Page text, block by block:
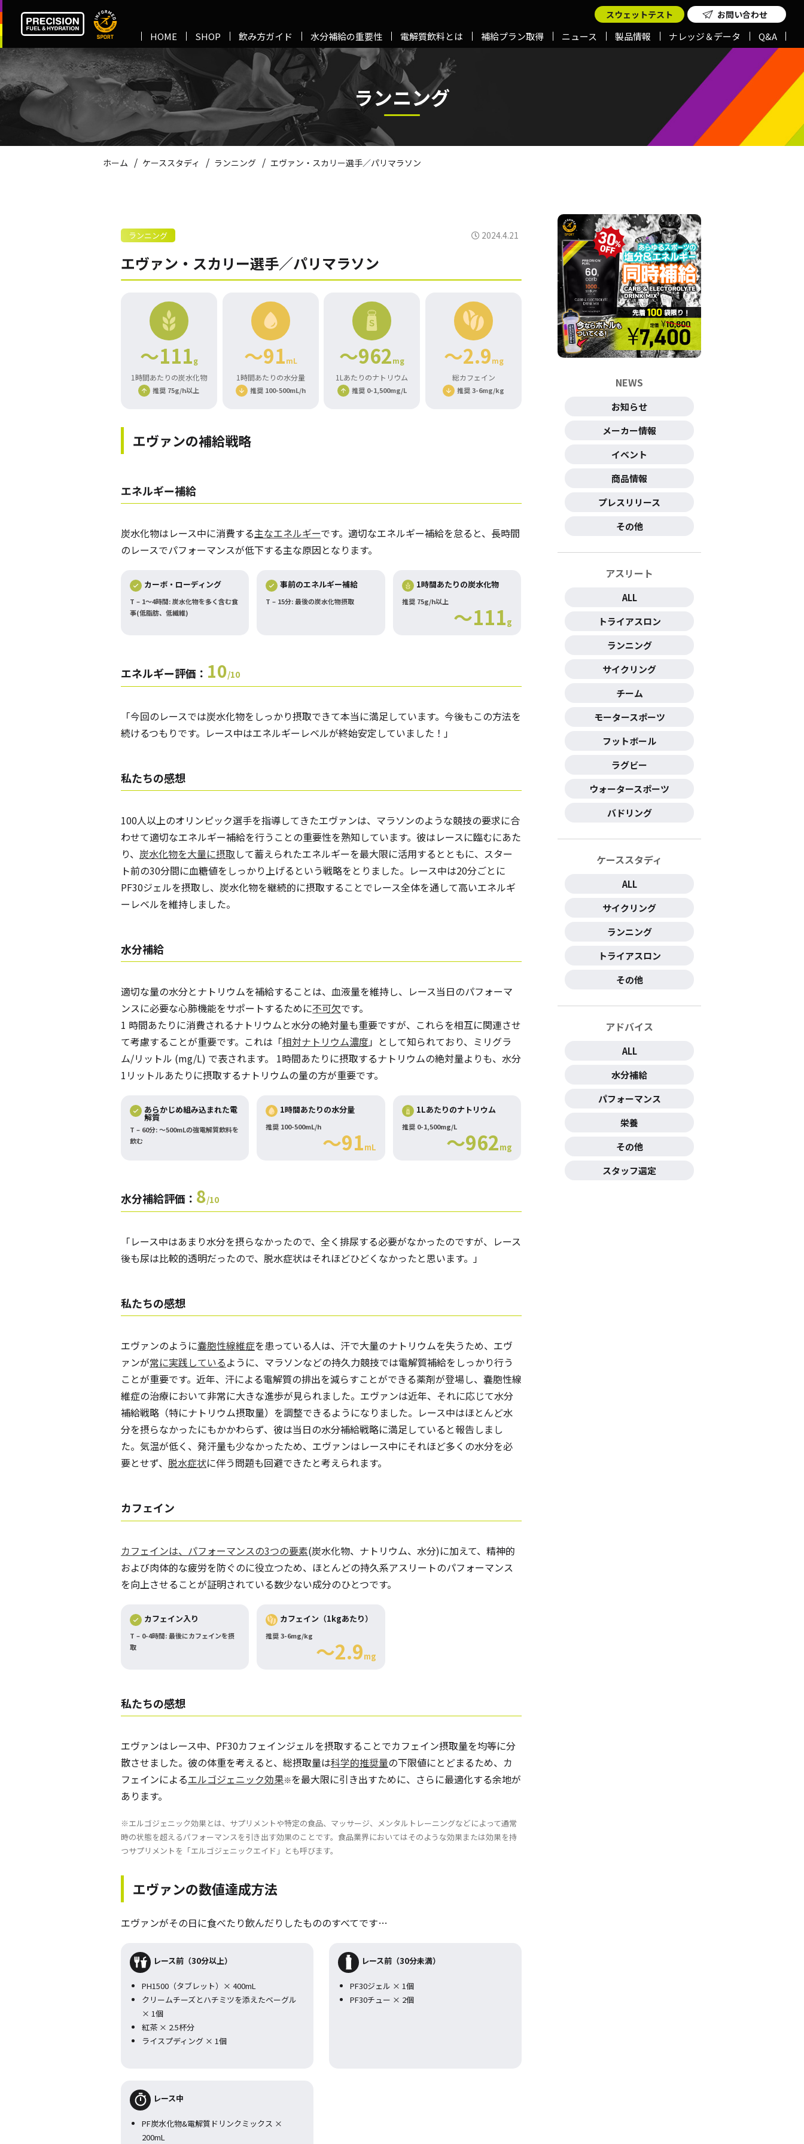
HOME SHOP 飲み方ガイド 水分補給の重要性 電解質飲料とは 補給プラン取得 ニュース 製品情報 ナレッジ＆データ Q&A
スウェットテスト お問い合わせ
ランニング
ホーム / ケーススタディ / ランニング / エヴァン・スカリー選手／パリマラソン
ランニング 2024.4.21
エヴァン・スカリー選手／パリマラソン
～111g
1時間あたりの炭水化物
推奨 75g/h以上
～91mL
1時間あたりの水分量
推奨 100-500mL/h
～962mg
1Lあたりのナトリウム
推奨 0-1,500mg/L
～2.9mg
総カフェイン
推奨 3-6mg/kg
エヴァンの補給戦略
エネルギー補給
炭水化物はレース中に消費する主なエネルギーです。適切なエネルギー補給を怠ると、長時間
のレースでパフォーマンスが低下する主な原因となります。
カーボ・ローディング
T – 1～4時間: 炭水化物を多く含む食
事(低脂肪、低繊維)
事前のエネルギー補給
T – 15分: 最後の炭水化物摂取
1時間あたりの炭水化物
推奨 75g/h以上
～111g
エネルギー評価： 10/10
「今回のレースでは炭水化物をしっかり摂取できて本当に満足しています。今後もこの方法を
続けるつもりです。レース中はエネルギーレベルが終始安定していました！」
私たちの感想
100人以上のオリンピック選手を指導してきたエヴァンは、マラソンのような競技の要求に合
わせて適切なエネルギー補給を行うことの重要性を熟知しています。彼はレースに臨むにあた
り、 炭水化物を大量に摂取して蓄えられたエネルギーを最大限に活用するとともに、スター
ト前の30分間に血糖値をしっかり上げるという戦略をとりました。レース中は20分ごとに
PF30ジェルを摂取し、炭水化物を継続的に摂取することでレース全体を通して高いエネルギ
ーレベルを維持しました。
水分補給
適切な量の水分とナトリウムを補給することは、血液量を維持し、レース当日のパフォーマ
ンスに必要な心肺機能をサポートするために不可欠です。
1 時間あたりに消費されるナトリウムと水分の絶対量も重要ですが、これらを相互に関連させ
て考慮することが重要です。これは「相対ナトリウム濃度」として知られており、ミリグラ
ム/リットル (mg/L) で表されます。 1時間あたりに摂取するナトリウムの絶対量よりも、水分
1リットルあたりに摂取するナトリウムの量の方が重要です。
あらかじめ組み込まれた電
解質
T – 60分: ～500mLの強電解質飲料を
飲む
1時間あたりの水分量
推奨 100-500mL/h
～91mL
1Lあたりのナトリウム
推奨 0-1,500mg/L
～962mg
水分補給評価： 8/10
「レース中はあまり水分を摂らなかったので、全く排尿する必要がなかったのですが、レース
後も尿は比較的透明だったので、脱水症状はそれほどひどくなかったと思います。」
私たちの感想
エヴァンのように嚢胞性線維症を患っている人は、汗で大量のナトリウムを失うため、エヴ
ァンが常に実践しているように、マラソンなどの持久力競技では電解質補給をしっかり行う
ことが重要です。近年、汗による電解質の排出を減らすことができる薬剤が登場し、嚢胞性線
維症の治療において非常に大きな進歩が見られました。エヴァンは近年、それに応じて水分
補給戦略（特にナトリウム摂取量）を調整できるようになりました。レース中はほとんど水
分を摂らなかったにもかかわらず、彼は当日の水分補給戦略に満足していると報告しまし
た。気温が低く、発汗量も少なかったため、エヴァンはレース中にそれほど多くの水分を必
要とせず、 脱水症状に伴う問題も回避できたと考えられます。
カフェイン
カフェインは、パフォーマンスの3つの要素(炭水化物、ナトリウム、水分)に加えて、精神的
および肉体的な疲労を防ぐのに役立つため、ほとんどの持久系アスリートのパフォーマンス
を向上させることが証明されている数少ない成分のひとつです。
カフェイン入り
T – 0-4時間: 最後にカフェインを摂
取
カフェイン（1kgあたり）
推奨 3-6mg/kg
～2.9mg
私たちの感想
エヴァンはレース中、PF30カフェインジェルを摂取することでカフェイン摂取量を均等に分
散させました。彼の体重を考えると、総摂取量は科学的推奨量の下限値にとどまるため、カ
フェインによるエルゴジェニック効果※を最大限に引き出すために、さらに最適化する余地が
あります。
※エルゴジェニック効果とは、サプリメントや特定の食品、マッサージ、メンタルトレーニングなどによって通常
時の状態を超えるパフォーマンスを引き出す効果のことです。食品業界においてはそのような効果または効果を持
つサプリメントを「エルゴジェニックエイド」とも呼びます。
エヴァンの数値達成方法
エヴァンがその日に食べたり飲んだりしたもののすべてです…
レース前（30分以上）
PH1500（タブレット）× 400mL
クリームチーズとハチミツを添えたベーグル
× 1個
紅茶 × 2.5杯分
ライスプディング × 1個
レース前（30分未満）
PF30ジェル × 1個
PF30チュー × 2個
レース中
PF炭水化物&電解質ドリンクミックス ×
200mL
NEWS
お知らせ
メーカー情報
イベント
商品情報
プレスリリース
その他
アスリート
ALL
トライアスロン
ランニング
サイクリング
チーム
モータースポーツ
フットボール
ラグビー
ウォータースポーツ
バドリング
ケーススタディ
ALL
サイクリング
ランニング
トライアスロン
その他
アドバイス
ALL
水分補給
パフォーマンス
栄養
その他
スタッフ選定